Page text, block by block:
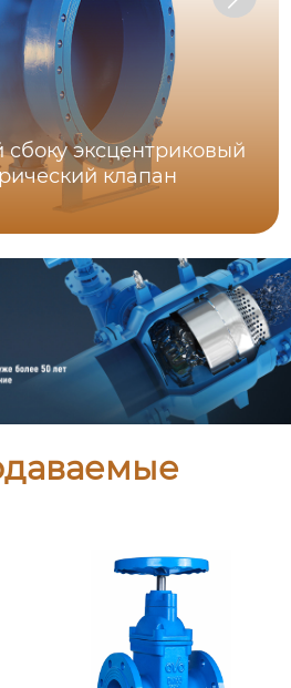
эксцентриковый
клапан